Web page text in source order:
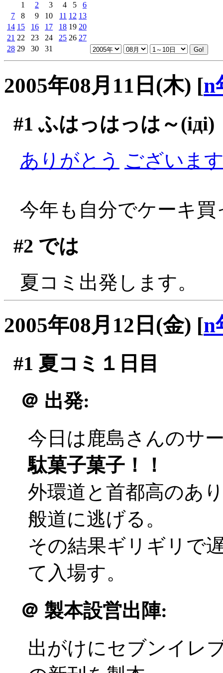
1
2 3 4 5
6
7
8 9 10 11 12 13
14 15 16 17 18 19 20
21 22 23 24 25 26 27
28 29 30 31
2005年08月11日(木) [n
#1 ふはっはっは～(iдi)
ありがとう ございま
今年も自分でケーキ買
#2 では
夏コミ出発します。
2005年08月12日(金) [n
#1 夏コミ１日目
＠ 出発:
今日は鹿島さんのサ
駄菓子菓子！！
外環道と首都高のあ
般道に逃げる。
その結果ギリギリで
て入場す。
＠ 製本設営出陣:
出がけにセブンイレ